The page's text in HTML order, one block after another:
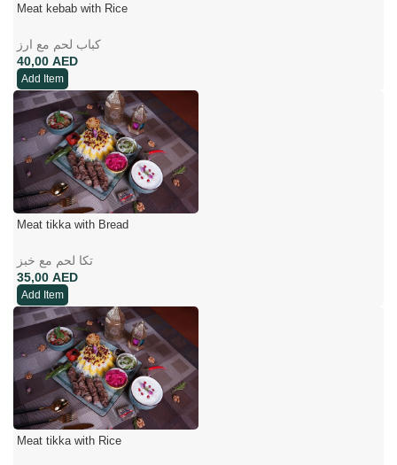
Meat kebab with Rice
کباب لحم مع ارز
AED
Add Item
Meat tikka with Bread
تکا لحم مع خبز
AED
Add Item
Meat tikka with Rice